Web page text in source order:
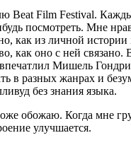
Beat Film Festival.
посмотреть. Мне
как из личной истории
как оно с ней связано.
Мишель
в разных жанрах и
без знания языка.
обожаю. Когда мне
улучшается.